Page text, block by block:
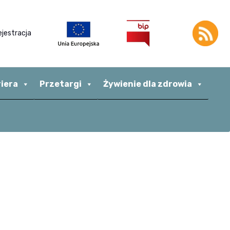
Przetargi Żywienie dla zdrowia